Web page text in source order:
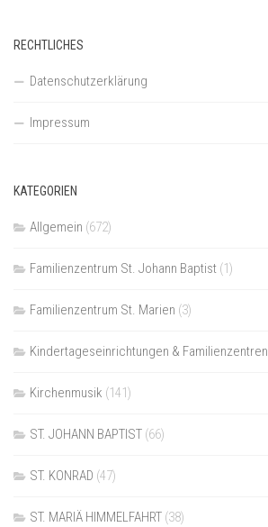
RECHTLICHES
Datenschutzerklärung
Impressum
KATEGORIEN
Allgemein (672)
Familienzentrum St. Johann Baptist (1)
Familienzentrum St. Marien (3)
Kindertageseinrichtungen & Familienzentren
Kirchenmusik (141)
ST. JOHANN BAPTIST (66)
ST. KONRAD (47)
ST. MARIÄ HIMMELFAHRT (38)